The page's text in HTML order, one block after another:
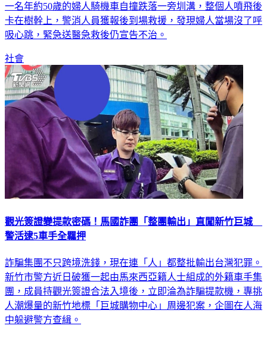
一名年約50歲的婦人騎機車自撞跌落一旁圳溝，整個人噴飛後
卡在樹幹上，警消人員獲報後到場救援，發現婦人當場沒了呼
吸心跳，緊急送醫急救後仍宣告不治。
社會
觀光簽證變提款密碼！馬國詐團「整團輸出」直闖新竹巨城
警活逮5車手全羈押
詐騙集團不只跨境洗錢，現在連「人」都整批輸出台灣犯罪。
新竹市警方近日破獲一起由馬來西亞籍人士組成的外籍車手集
團，成員持觀光簽證合法入境後，立即淪為詐騙提款機，專挑
人潮爆量的新竹地標「巨城購物中心」周邊犯案，企圖在人海
中躲避警方查緝。